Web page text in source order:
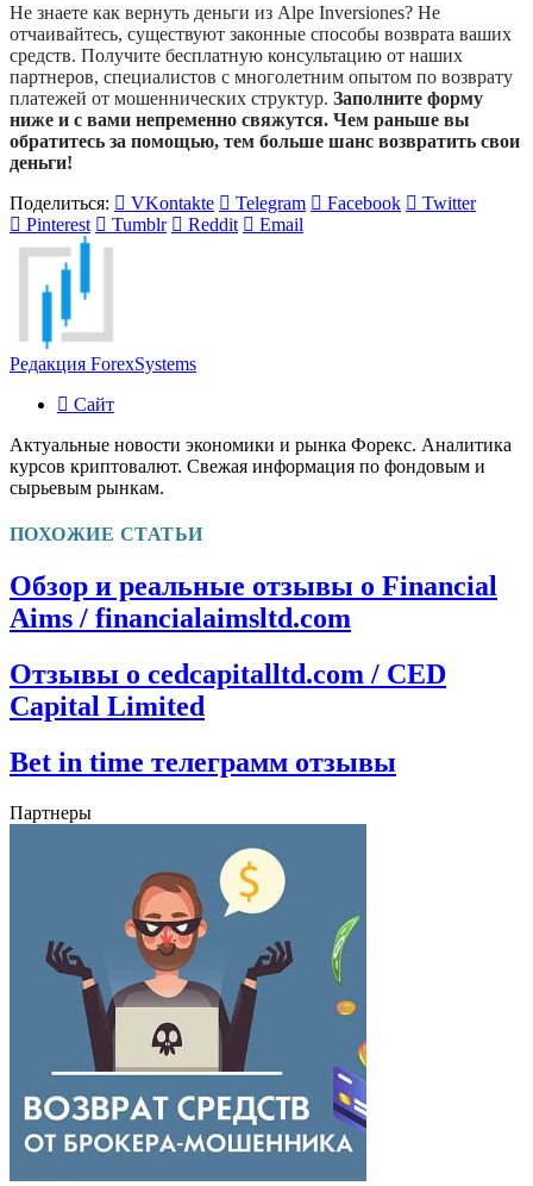
Не знаете как вернуть деньги из Alpe Inversiones? Не
отчаивайтесь, существуют законные способы возврата ваших
средств. Получите бесплатную консультацию от наших
партнеров, специалистов с многолетним опытом по возврату
платежей от мошеннических структур. Заполните форму
ниже и с вами непременно свяжутся. Чем раньше вы
обратитесь за помощью, тем больше шанс возвратить свои
деньги!
Поделиться:
VKontakte Telegram Facebook
Twitter
Pinterest
Tumblr Reddit Email
Редакция ForexSystems
Сайт
Актуальные новости экономики и рынка Форекс. Аналитика
курсов криптовалют. Свежая информация по фондовым и
сырьевым рынкам.
ПОХОЖИЕ СТАТЬИ
Обзор и реальные отзывы о Financial
Aims / financialaimsltd.com
Отзывы о cedcapitalltd.com / CED
Capital Limited
Bet in time телеграмм отзывы
Партнеры